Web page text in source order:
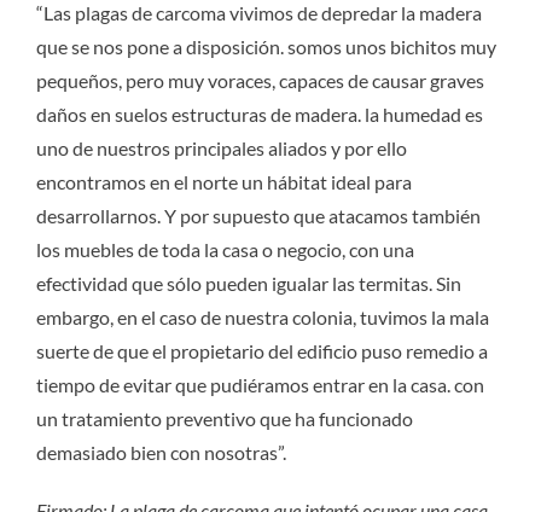
“Las plagas de carcoma vivimos de depredar la madera
que se nos pone a disposición. somos unos bichitos muy
pequeños, pero muy voraces, capaces de causar graves
daños en suelos estructuras de madera. la humedad es
uno de nuestros principales aliados y por ello
encontramos en el norte un hábitat ideal para
desarrollarnos. Y por supuesto que atacamos también
los muebles de toda la casa o negocio, con una
efectividad que sólo pueden igualar las termitas. Sin
embargo, en el caso de nuestra colonia, tuvimos la mala
suerte de que el propietario del edificio puso remedio a
tiempo de evitar que pudiéramos entrar en la casa. con
un tratamiento preventivo que ha funcionado
demasiado bien con nosotras”.